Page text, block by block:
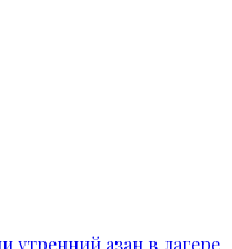
утренний азан в лагере